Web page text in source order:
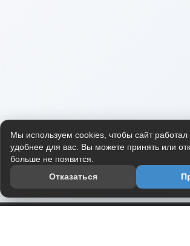
Мы используем cookies, чтобы сайт работал
удобнее для вас. Вы можете принять или
больше не появится.
Отказаться